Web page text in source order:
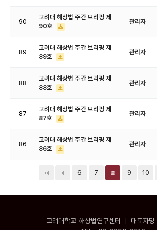
90
고려대 해상법 주간 브리핑 제
90호
관리자
89
고려대 해상법 주간 브리핑 제
89호
관리자
88
고려대 해상법 주간 브리핑 제
88호
관리자
87
고려대 해상법 주간 브리핑 제
87호
관리자
86
고려대 해상법 주간 브리핑 제
86호
관리자
6 7 8 9 10
고려대학교 해상법연구센터 ㅣ 대표자명